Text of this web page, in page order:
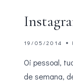
19/05/2014
Oi pessoal,
de semana,